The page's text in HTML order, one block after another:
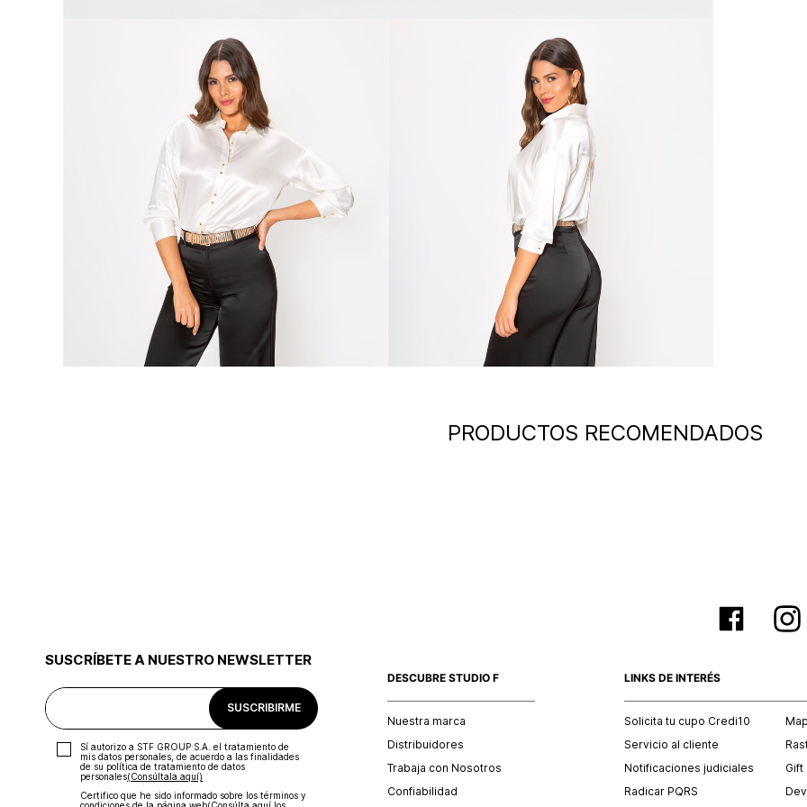
de
PRODUCTOS RECOMENDADOS
SUSCRÍBETE A NUESTRO NEWSLETTER
SUSCRIBIRME
Sí autorizo a STF GROUP S.A. el tratamiento de
mis datos personales, de acuerdo a las finalidades
de su política de tratamiento de datos
personales‎(Consúltala aquí)
Certifico que he sido informado sobre los términos y
DESCUBRE STUDIO F
Nuestra marca
Distribuidores
Trabaja con Nosotros
Confiabilidad
LINKS DE INTERÉS
Solicita tu cupo Credi10
Servicio al cliente
Notificaciones judiciales
Radicar PQRS
Gift